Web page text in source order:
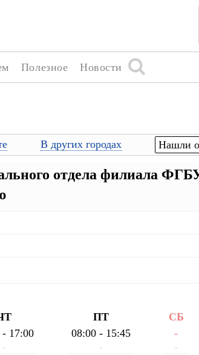
Полезное Новости
В других городах Нашли
отдела филиала
- 17:00
-
ПТ
08:00 - 15:45
-
СБ
-
-